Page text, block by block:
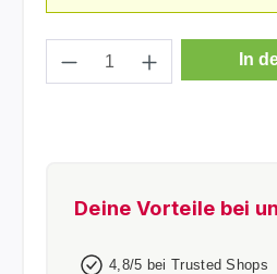
Produkt Anzahl: In
Deine Vorteile bei
4,8/5 bei Trusted Shops